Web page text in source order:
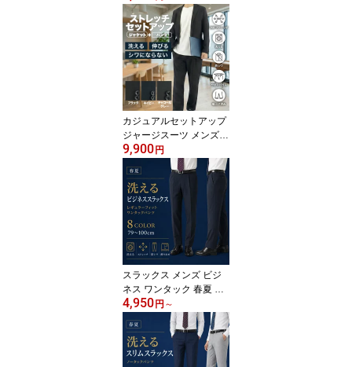
ーツ セットアップ メン
ズ カジュアル 上下セッ
ト パンツ 大きいサイズ
ゆったり 洗える 裾上げ
済み ウエストゴム 超ス
トレッチ 防シワ オフィ
スカジュアル クールビズ
通勤 春夏 ビジネス 2FAK
31
カジュアルセットアップ
ジャージスーツ メンズ
カジュアル スーツ セッ
トアップスーツ 超ストレ
ッチ 楽々スーツ ストレ
ッ ゆったりフィット 洗
える ウォッシャブル テ
レワーク 裾上げ済み ウ
エストゴム 防シワ ブラ
ック ネイビー グレー 2F
AK33
9,900 円
スラックス メンズ ビジ
ネス ワンタック 春夏 ク
ールビズ オフィスカジュ
アル 強撚 ストレッチ ウ
ォッシャブル 洗える リ
ンクルフリー 防シワ レ
ギュラー ジャケパン す
4,950 円 ～